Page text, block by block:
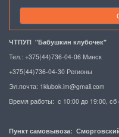
ЧТПУП "Бабушкин клубочек"
Тел.: +375(44)736-04-06 Минск
+375(44)736-04-30 Регионы
Эл.почта: 1klubok.im@gmail.com
Время работы: с 10:00 до 19:00,
Пункт самовывоза: